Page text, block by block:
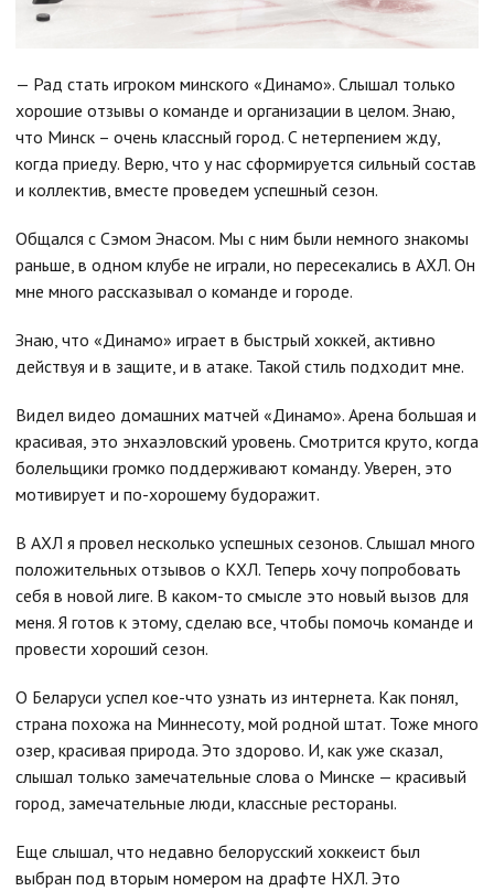
— Рад стать игроком минского «Динамо». Слышал только
хорошие отзывы о команде и организации в целом. Знаю,
что Минск – очень классный город. С нетерпением жду,
когда приеду. Верю, что у нас сформируется сильный состав
и коллектив, вместе проведем успешный сезон.
Общался с Сэмом Энасом. Мы с ним были немного знакомы
раньше, в одном клубе не играли, но пересекались в АХЛ. Он
мне много рассказывал о команде и городе.
Знаю, что «Динамо» играет в быстрый хоккей, активно
действуя и в защите, и в атаке. Такой стиль подходит мне.
Видел видео домашних матчей «Динамо». Арена большая и
красивая, это энхаэловский уровень. Смотрится круто, когда
болельщики громко поддерживают команду. Уверен, это
мотивирует и по-хорошему будоражит.
В АХЛ я провел несколько успешных сезонов. Слышал много
положительных отзывов о КХЛ. Теперь хочу попробовать
себя в новой лиге. В каком-то смысле это новый вызов для
меня. Я готов к этому, сделаю все, чтобы помочь команде и
провести хороший сезон.
О Беларуси успел кое-что узнать из интернета. Как понял,
страна похожа на Миннесоту, мой родной штат. Тоже много
озер, красивая природа. Это здорово. И, как уже сказал,
слышал только замечательные слова о Минске — красивый
город, замечательные люди, классные рестораны.
Еще слышал, что недавно белорусский хоккеист был
выбран под вторым номером на драфте НХЛ. Это